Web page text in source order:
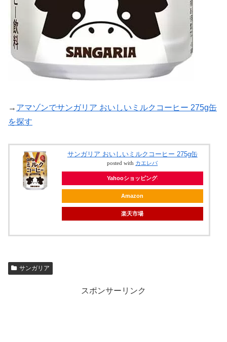
→ アマゾンでサンガリア おいしいミルクコーヒー 275g缶
を探す
サンガリア おいしいミルクコーヒー 275g缶
posted with カエレバ
Yahooショッピング
Amazon
楽天市場
サンガリア
スポンサーリンク